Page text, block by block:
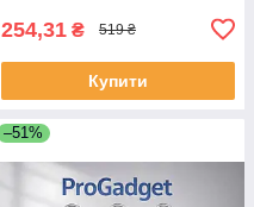
254,31 ₴ 519 ₴
Купити
–51%